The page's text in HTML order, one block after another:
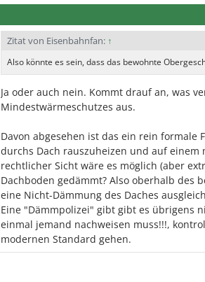
Zitat von Eisenbahnfan: ↑
Also könnte es sein, dass das bewohnte
Ja oder auch nein. Kommt drauf an, was
Mindestwärmeschutzes aus.
Davon abgesehen ist das ein rein formale
durchs Dach rauszuheizen und auf einem
rechtlicher Sicht wäre es möglich (aber
Dachboden gedämmt? Also oberhalb des
eine Nicht-Dämmung des Daches
Eine "Dämmpolizei" gibt gibt es übrigens
einmal jemand nachweisen muss!!!,
modernen Standard gehen.